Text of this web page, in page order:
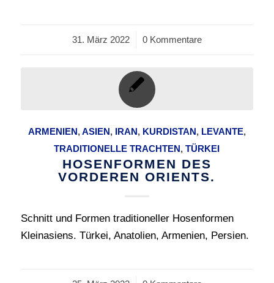
31. März 2022
/ 0 Kommentare
ARMENIEN,ASIEN, IRAN, KURDISTAN, LEVANTE,
TRADITIONELLE TRACHTEN,TÜRKEI
HOSENFORMEN DES
VORDEREN ORIENTS.
Schnitt und Formen traditioneller Hosenformen
Kleinasiens. Türkei, Anatolien, Armenien, Persien.